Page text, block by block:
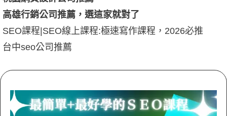
高雄行銷公司推薦，選這家就對了
SEO課程|SEO線上課程:極速寫作課程，2026必推
台中seo公司推薦